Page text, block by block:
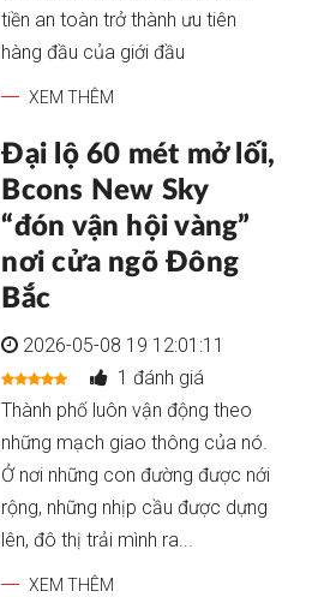
tiền an toàn trở thành ưu tiên
hàng đầu của giới đầu
XEM THÊM
Đại lộ 60 mét mở lối,
Bcons New Sky
“đón vận hội vàng”
nơi cửa ngõ Đông
Bắc
2026-05-08 19 12:01:11
1 đánh giá
Thành phố luôn vận động theo
những mạch giao thông của nó.
Ở nơi những con đường được nới
rộng, những nhịp cầu được dựng
lên, đô thị trải mình ra...
XEM THÊM